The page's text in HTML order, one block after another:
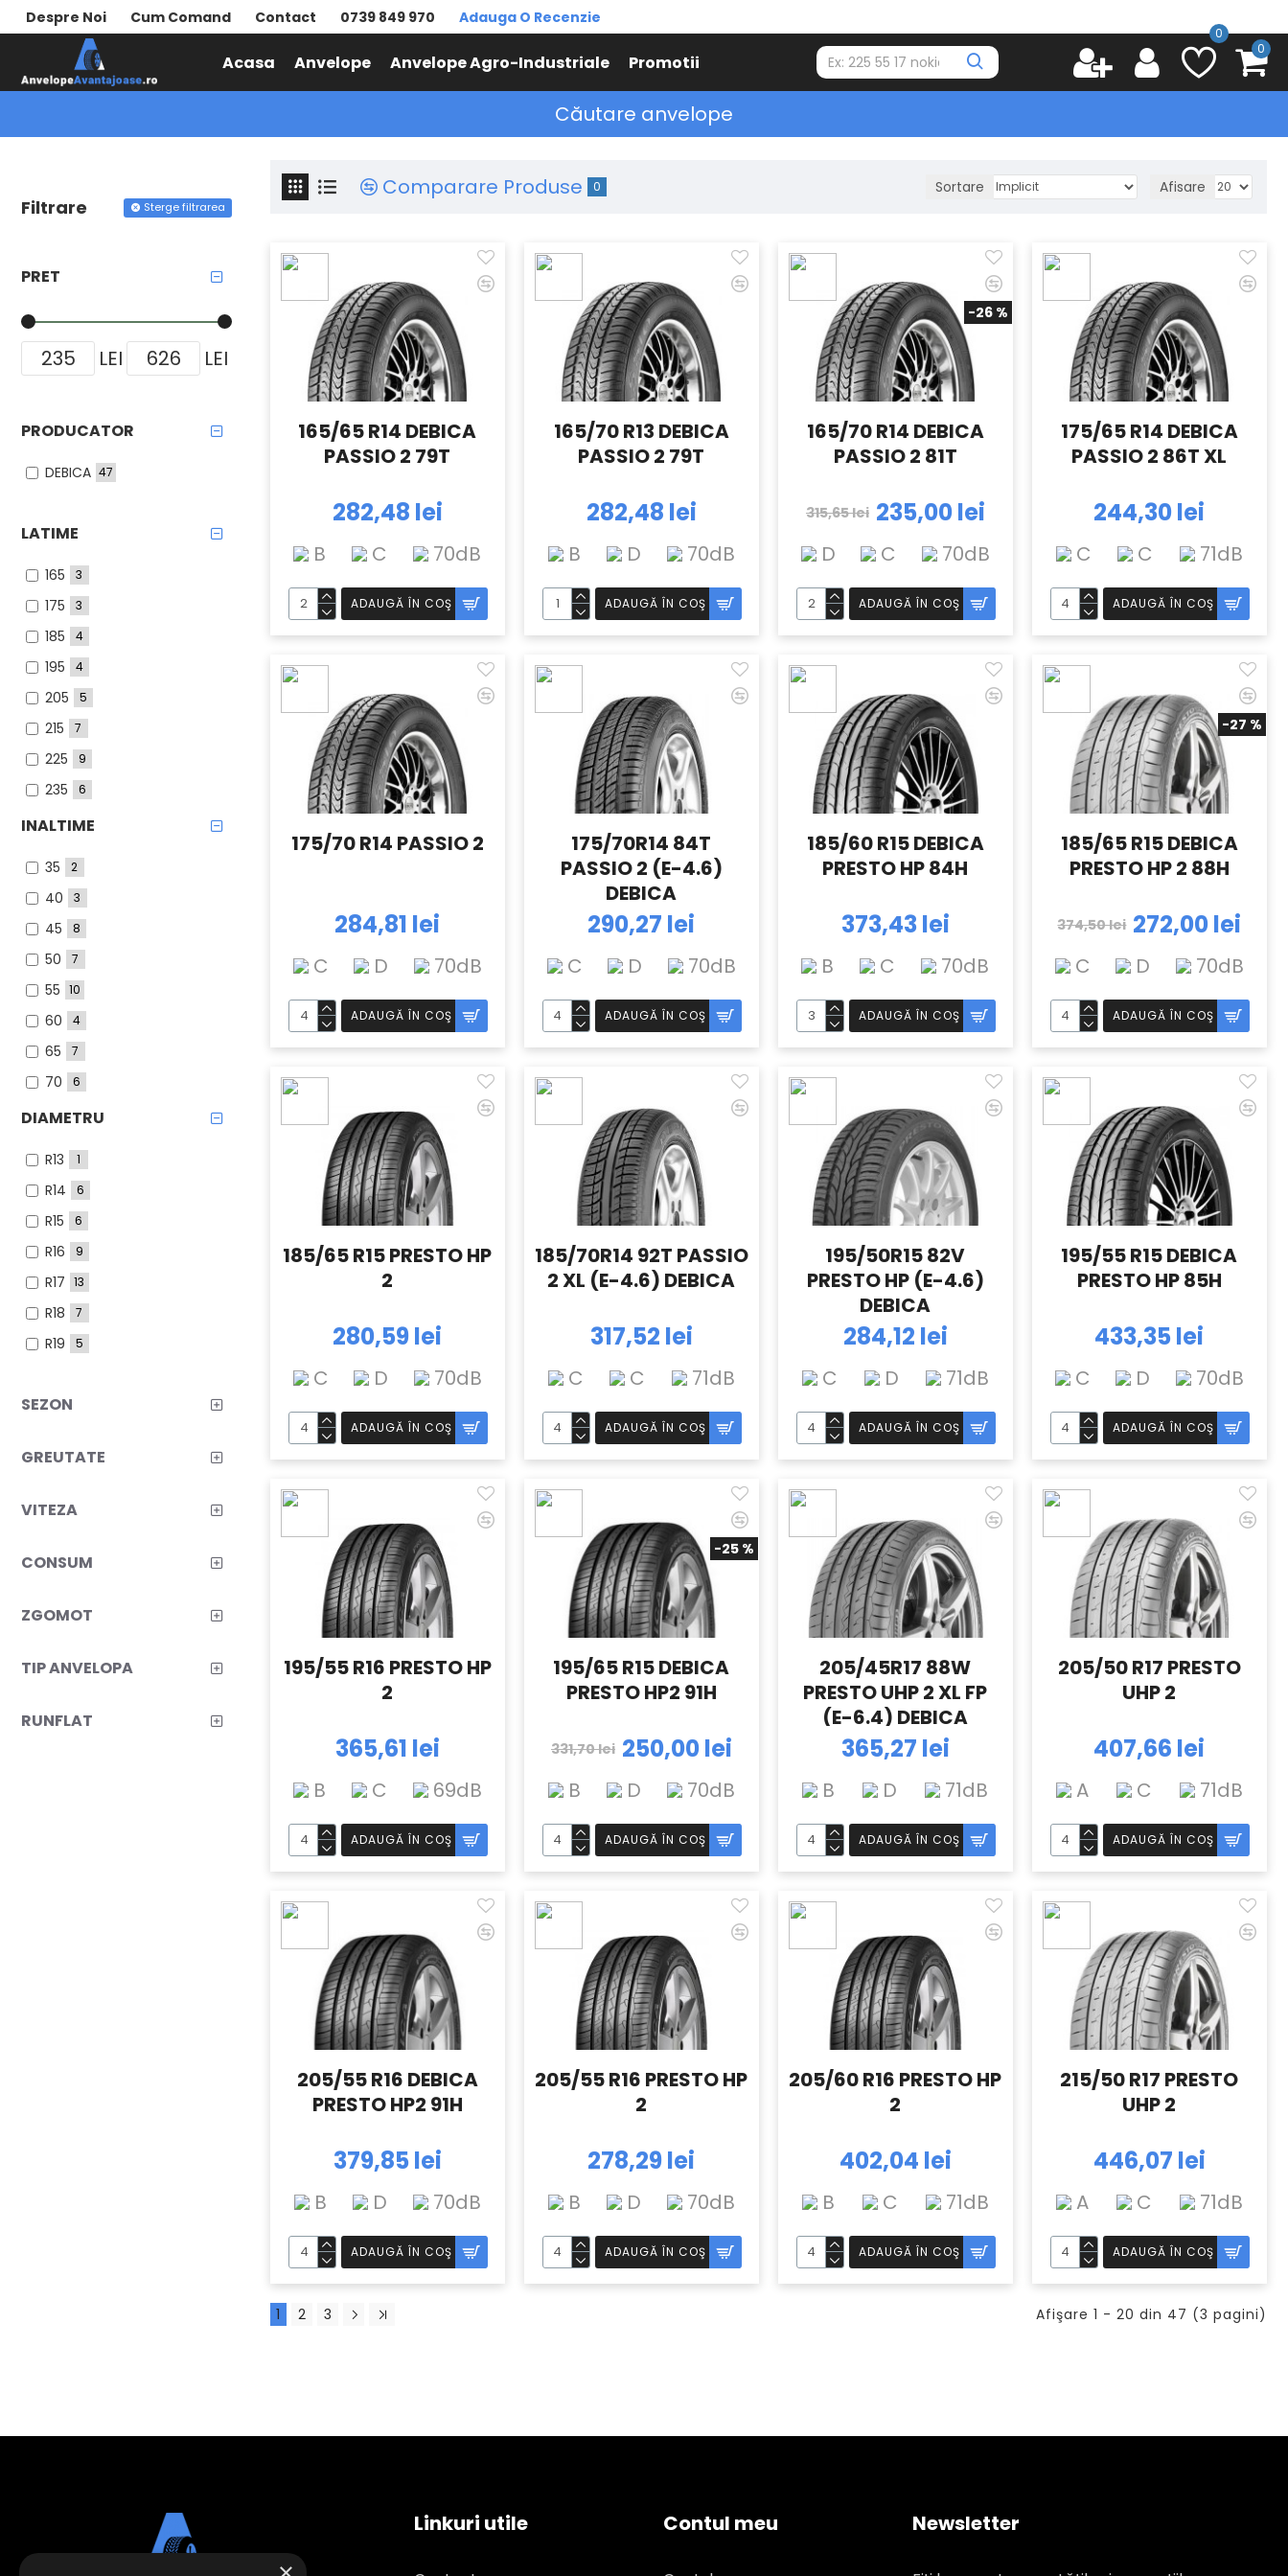
Despre Noi Cum Comand Contact 0739 849 970 Adauga O Recenzie
Acasa Anvelope Anvelope Agro-Industriale Promotii
0
0
Căutare anvelope
Filtrare Sterge filtrarea
PRET
LEI LEI
GREUTATE
LATIME
165 3
175 3
185 4
195 4
205 5
215 7
225 9
235 6
245 3
INALTIME
35 2
40 3
45 8
50 7
55 10
60 4
65 7
70 6
ZGOMOT
TIP ANVELOPA
CONSUM
RUNFLAT
PRODUCATOR
DEBICA 47
VITEZA
DIAMETRU
R13 1
R14 6
R15 6
R16 9
R17 13
R18 7
R19 5
SEZON
Comparare Produse 0 Sortare Afisare
165/65 R14 DEBICA
PASSIO 2 79T
282,48 lei
B C 70dB
ADAUGĂ ÎN COŞ
165/70 R13 DEBICA
PASSIO 2 79T
282,48 lei
B D 70dB
ADAUGĂ ÎN COŞ
-26 %
165/70 R14 DEBICA
PASSIO 2 81T
235,00 lei
315,65 lei
D C 70dB
ADAUGĂ ÎN COŞ
175/65 R14 DEBICA
PASSIO 2 86T XL
244,30 lei
C C 71dB
ADAUGĂ ÎN COŞ
175/70 R14 PASSIO 2
284,81 lei
C D 70dB
ADAUGĂ ÎN COŞ
175/70R14 84T
PASSIO 2 (E-4.6)
DEBICA
290,27 lei
C D 70dB
ADAUGĂ ÎN COŞ
185/60 R15 DEBICA
PRESTO HP 84H
373,43 lei
B C 70dB
ADAUGĂ ÎN COŞ
-27 %
185/65 R15 DEBICA
PRESTO HP 2 88H
272,00 lei
374,50 lei
C D 70dB
ADAUGĂ ÎN COŞ
185/65 R15 PRESTO HP
2
280,59 lei
C D 70dB
ADAUGĂ ÎN COŞ
185/70R14 92T PASSIO
2 XL (E-4.6) DEBICA
317,52 lei
C C 71dB
ADAUGĂ ÎN COŞ
195/50R15 82V
PRESTO HP (E-4.6)
DEBICA
284,12 lei
C D 71dB
ADAUGĂ ÎN COŞ
195/55 R15 DEBICA
PRESTO HP 85H
433,35 lei
C D 70dB
ADAUGĂ ÎN COŞ
195/55 R16 PRESTO HP
2
365,61 lei
B C 69dB
ADAUGĂ ÎN COŞ
-25 %
195/65 R15 DEBICA
PRESTO HP2 91H
250,00 lei
331,70 lei
B D 70dB
ADAUGĂ ÎN COŞ
205/45R17 88W
PRESTO UHP 2 XL FP
(E-6.4) DEBICA
365,27 lei
B D 71dB
ADAUGĂ ÎN COŞ
205/50 R17 PRESTO
UHP 2
407,66 lei
A C 71dB
ADAUGĂ ÎN COŞ
205/55 R16 DEBICA
PRESTO HP2 91H
379,85 lei
B D 70dB
ADAUGĂ ÎN COŞ
205/55 R16 PRESTO HP
2
278,29 lei
B D 70dB
ADAUGĂ ÎN COŞ
205/60 R16 PRESTO HP
2
402,04 lei
B C 71dB
ADAUGĂ ÎN COŞ
215/50 R17 PRESTO
UHP 2
446,07 lei
A C 71dB
ADAUGĂ ÎN COŞ
1 2 3 Afişare 1 - 20 din 47 (3 pagini)
Linkuri utile Contul meu Newsletter